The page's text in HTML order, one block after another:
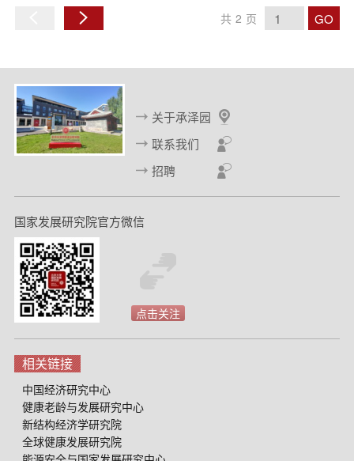
页
下
页
共 2 页 GO
关于承泽园
联系我们
招聘
国家发展研究院官方微信
点击关注
相关链接
中国经济研究中心
健康老龄与发展研究中心
新结构经济学研究院
全球健康发展研究院